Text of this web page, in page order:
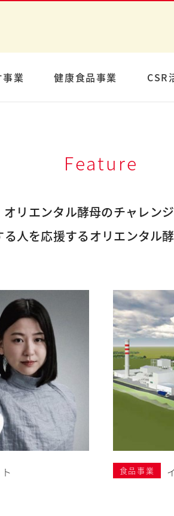
業 健康食品事業 CSR
Feature
オリエンタル酵母のチャレンジ
人を応援するオリエンタル酵
食品事業